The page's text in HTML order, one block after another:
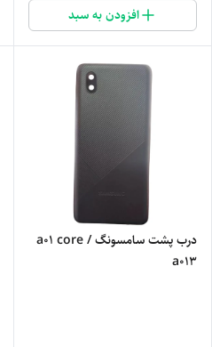
افزودن به سبد
درب پشت سامسونگ a01 core /
a013